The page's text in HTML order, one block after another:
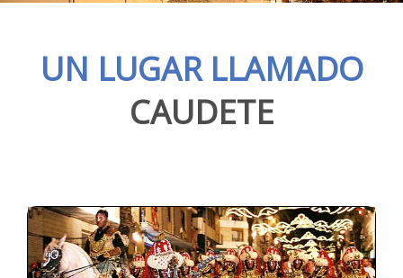
UN LUGAR LLAMADO
CAUDETE